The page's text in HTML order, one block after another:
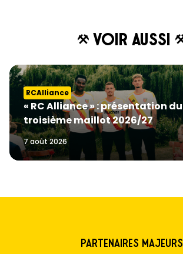
Voir aussi
RCAlliance
« RC Alliance » : présentation du
troisième maillot 2026/27
7 août 2026
Partenaires majeurs